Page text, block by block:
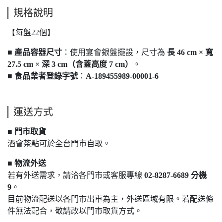
規格說明
【每盤22個】
■ 產品容器尺寸 ：使用宴會銀盤擺設，尺寸為 長 46 cm × 寬
27.5 cm × 深 3 cm（含蓋高度 7 cm）
。
■ 食品業者登錄字號 ： A-189455989-00001-6
運送方式
■ 門市取貨
酒會茶點可於全台門市自取。
■ 物流外送
若有外送需求，請洽各門市或客服專線 02-8287-6689 分機
9 。
目前物流配送以各門市出車為主，外送區域有限。若配送條
件無法配合，敬請改以門市取貨方式。